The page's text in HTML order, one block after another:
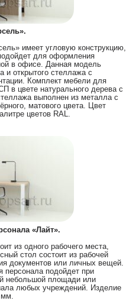
имеет угловую конструкцию,
для оформления
в офисе. Данная модель
и открытого стеллажа с
Комплект мебели для
в цвете натурального дерева с
выполнен из металла с
матового цвета. Цвет
цветов RAL.
«Лайт».
из одного рабочего места,
стол состоит из рабочей
документов или личных вещей.
персонала подойдет при
небольшой площади или
любых учреждений. Изделие